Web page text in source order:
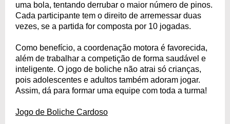
uma bola, tentando derrubar o maior número de pinos.
Cada participante tem o direito de arremessar duas
vezes, se a partida for composta por 10 jogadas.
Como benefício, a coordenação motora é favorecida,
além de trabalhar a competição de forma saudável e
inteligente. O jogo de boliche não atrai só crianças,
pois adolescentes e adultos também adoram jogar.
Assim, dá para formar uma equipe com toda a turma!
Jogo de Boliche Cardoso